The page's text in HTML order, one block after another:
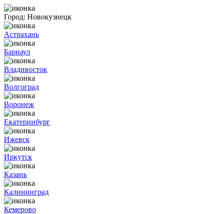
Город: Новокузнецк
Астрахань
Барнаул
Владивосток
Волгоград
Воронеж
Екатеринбург
Ижевск
Иркутск
Казань
Калининград
Кемерово